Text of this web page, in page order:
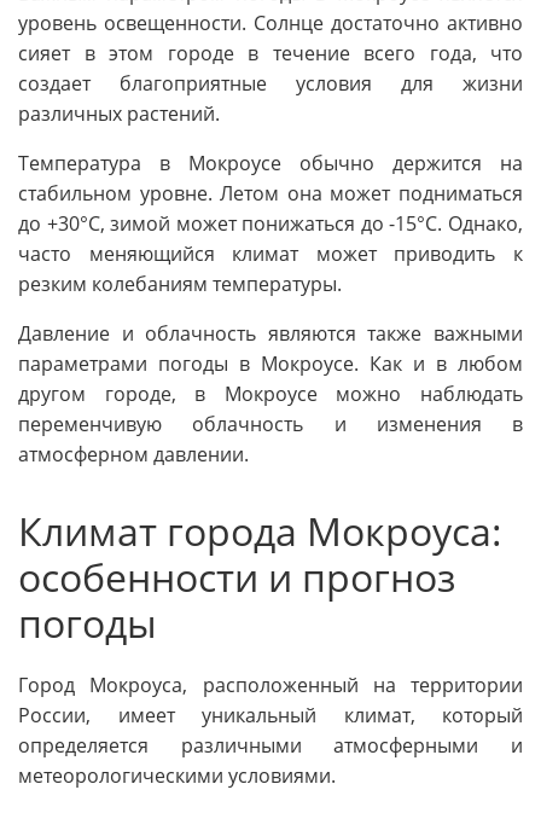
уровень освещенности. Солнце достаточно активно
сияет в этом городе в течение всего года, что
создает благоприятные условия для жизни
различных растений.
Температура в Мокроусе обычно держится на
стабильном уровне. Летом она может подниматься
до +30°C, зимой может понижаться до -15°C. Однако,
часто меняющийся климат может приводить к
резким колебаниям температуры.
Давление и облачность являются также важными
параметрами погоды в Мокроусе. Как и в любом
другом городе, в Мокроусе можно наблюдать
переменчивую облачность и изменения в
атмосферном давлении.
Климат города Мокроуса:
особенности и прогноз
погоды
Город Мокроуса, расположенный на территории
России, имеет уникальный климат, который
определяется различными атмосферными и
метеорологическими условиями.